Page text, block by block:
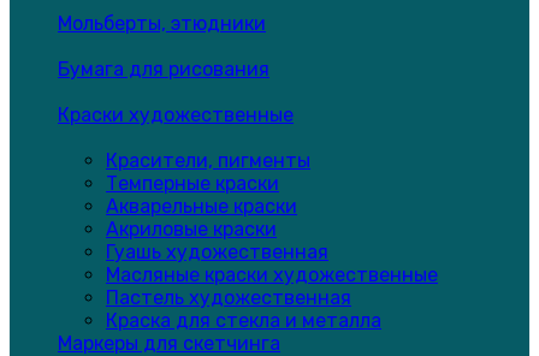
Мольберты, этюдники
Бумага для рисования
Краски художественные
Красители, пигменты
Темперные краски
Акварельные краски
Акриловые краски
Гуашь художественная
Масляные краски художественные
Пастель художественная
Краска для стекла и металла
Маркеры для скетчинга